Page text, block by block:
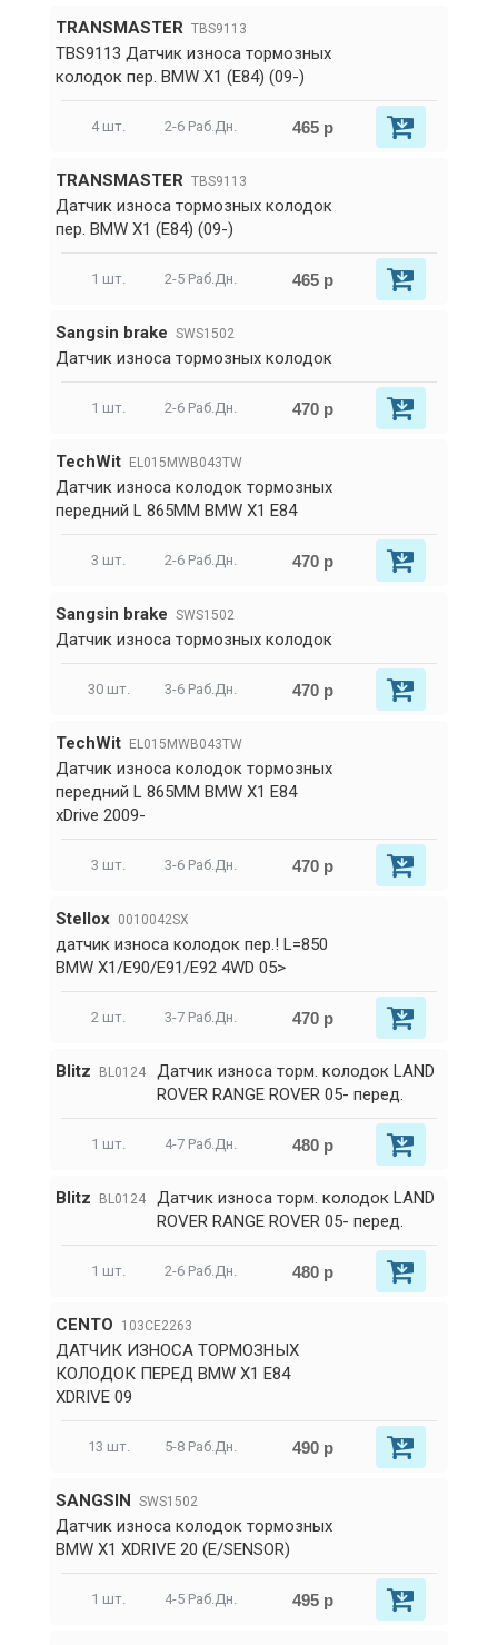
TRANSMASTER TBS9113
TBS9113 Датчик износа тормозных
колодок пер. BMW X1 (E84) (09-)
4 шт. 2-6 Раб.Дн. 465 р
TRANSMASTER TBS9113
Датчик износа тормозных колодок
пер. BMW X1 (E84) (09-)
1 шт. 2-5 Раб.Дн. 465 р
Sangsin brake SWS1502
Датчик износа тормозных колодок
1 шт. 2-6 Раб.Дн. 470 р
TechWit EL015MWB043TW
Датчик износа колодок тормозных
передний L 865MM BMW X1 E84
3 шт. 2-6 Раб.Дн. 470 р
Sangsin brake SWS1502
Датчик износа тормозных колодок
30 шт. 3-6 Раб.Дн. 470 р
TechWit EL015MWB043TW
Датчик износа колодок тормозных
передний L 865MM BMW X1 E84
xDrive 2009-
3 шт. 3-6 Раб.Дн. 470 р
Stellox 0010042SX
датчик износа колодок пер.! L=850
BMW X1/E90/E91/E92 4WD 05>
2 шт. 3-7 Раб.Дн. 470 р
Blitz BL0124
Датчик износа торм. колодок LAND
ROVER RANGE ROVER 05- перед.
1 шт. 4-7 Раб.Дн. 480 р
Blitz BL0124
Датчик износа торм. колодок LAND
ROVER RANGE ROVER 05- перед.
1 шт. 2-6 Раб.Дн. 480 р
CENTO 103CE2263
ДАТЧИК ИЗНОСА ТОРМОЗНЫХ
КОЛОДОК ПЕРЕД BMW X1 E84
XDRIVE 09
13 шт. 5-8 Раб.Дн. 490 р
SANGSIN SWS1502
Датчик износа колодок тормозных
BMW X1 XDRIVE 20 (E/SENSOR)
1 шт. 4-5 Раб.Дн. 495 р